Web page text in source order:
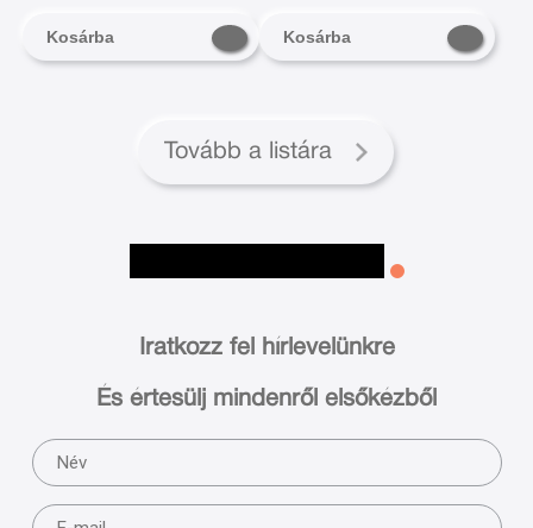
Kosárba Kosárba
Tovább a listára
Iratkozz fel hírlevelünkre
És értesülj mindenről elsőkézből